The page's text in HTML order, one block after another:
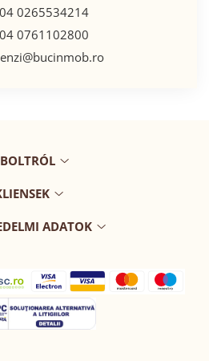
0265534214
0761102800
ADATOK